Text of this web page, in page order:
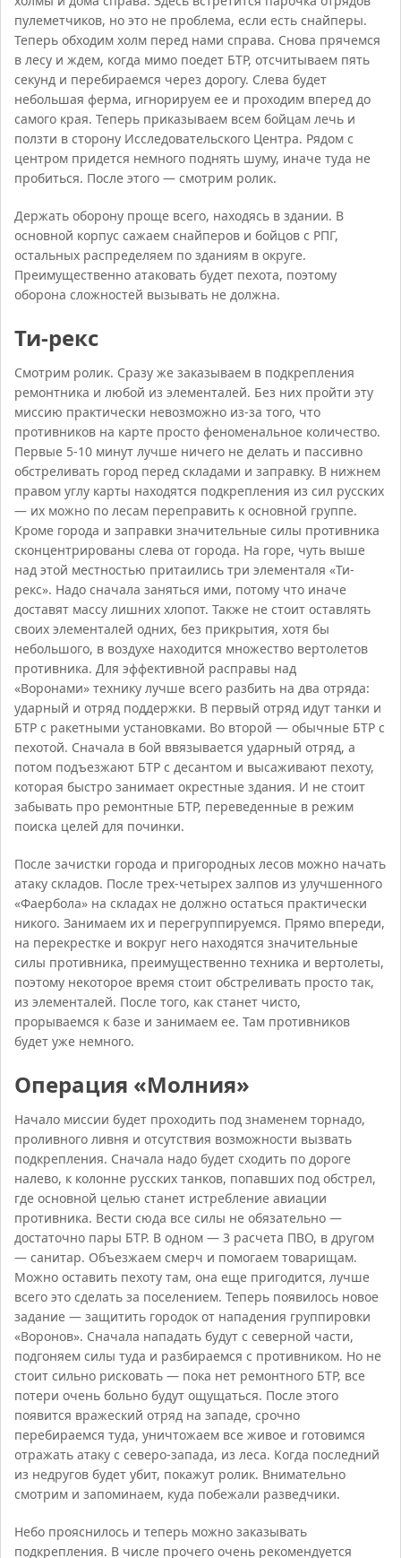
пулеметчиков, но это не проблема, если есть снайперы.
Теперь обходим холм перед нами справа. Снова прячемся
в лесу и ждем, когда мимо поедет БТР, отсчитываем пять
секунд и перебираемся через дорогу. Слева будет
небольшая ферма, игнорируем ее и проходим вперед до
самого края. Теперь приказываем всем бойцам лечь и
ползти в сторону Исследовательского Центра. Рядом с
центром придется немного поднять шуму, иначе туда не
пробиться. После этого — смотрим ролик.
Держать оборону проще всего, находясь в здании. В
основной корпус сажаем снайперов и бойцов с РПГ,
остальных распределяем по зданиям в округе.
Преимущественно атаковать будет пехота, поэтому
оборона сложностей вызывать не должна.
Ти-рекс
Смотрим ролик. Сразу же заказываем в подкрепления
ремонтника и любой из элементалей. Без них пройти эту
миссию практически невозможно из-за того, что
противников на карте просто феноменальное количество.
Первые 5-10 минут лучше ничего не делать и пассивно
обстреливать город перед складами и заправку. В нижнем
правом углу карты находятся подкрепления из сил русских
— их можно по лесам переправить к основной группе.
Кроме города и заправки значительные силы противника
сконцентрированы слева от города. На горе, чуть выше
над этой местностью притаились три элементаля «Ти-
рекс». Надо сначала заняться ими, потому что иначе
доставят массу лишних хлопот. Также не стоит оставлять
своих элементалей одних, без прикрытия, хотя бы
небольшого, в воздухе находится множество вертолетов
противника. Для эффективной расправы над
«Воронами» технику лучше всего разбить на два отряда:
ударный и отряд поддержки. В первый отряд идут танки и
БТР с ракетными установками. Во второй — обычные БТР с
пехотой. Сначала в бой ввязывается ударный отряд, а
потом подъезжают БТР с десантом и высаживают пехоту,
которая быстро занимает окрестные здания. И не стоит
забывать про ремонтные БТР, переведенные в режим
поиска целей для починки.
После зачистки города и пригородных лесов можно начать
атаку складов. После трех-четырех залпов из улучшенного
«Фаербола» на складах не должно остаться практически
никого. Занимаем их и перегруппируемся. Прямо впереди,
на перекрестке и вокруг него находятся значительные
силы противника, преимущественно техника и вертолеты,
поэтому некоторое время стоит обстреливать просто так,
из элементалей. После того, как станет чисто,
прорываемся к базе и занимаем ее. Там противников
будет уже немного.
Операция «Молния»
Начало миссии будет проходить под знаменем торнадо,
проливного ливня и отсутствия возможности вызвать
подкрепления. Сначала надо будет сходить по дороге
налево, к колонне русских танков, попавших под обстрел,
где основной целью станет истребление авиации
противника. Вести сюда все силы не обязательно —
достаточно пары БТР. В одном — 3 расчета ПВО, в другом
— санитар. Объезжаем смерч и помогаем товарищам.
Можно оставить пехоту там, она еще пригодится, лучше
всего это сделать за поселением. Теперь появилось новое
задание — защитить городок от нападения группировки
«Воронов». Сначала нападать будут с северной части,
подгоняем силы туда и разбираемся с противником. Но не
стоит сильно рисковать — пока нет ремонтного БТР, все
потери очень больно будут ощущаться. После этого
появится вражеский отряд на западе, срочно
перебираемся туда, уничтожаем все живое и готовимся
отражать атаку с северо-запада, из леса. Когда последний
из недругов будет убит, покажут ролик. Внимательно
смотрим и запоминаем, куда побежали разведчики.
Небо прояснилось и теперь можно заказывать
подкрепления. В числе прочего очень рекомендуется